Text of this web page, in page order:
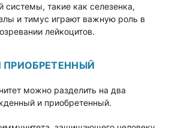
такие как селезенка,
и тимус играют важную роль в
лейкоцитов.
можно разделить на два
и приобретенный.